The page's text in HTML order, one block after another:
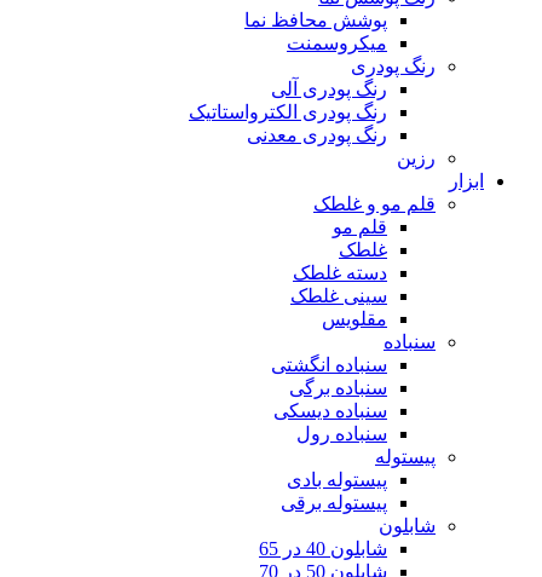
پوشش محافظ نما
میکروسمنت
رنگ پودری
رنگ پودری آلی
رنگ پودری الکترواستاتیک
رنگ پودری معدنی
رزین
ابزار
قلم مو و غلطک
قلم مو
غلطک
دسته غلطک
سینی غلطک
مقلویس
سنباده
سنباده انگشتی
سنباده برگی
سنباده دیسکی
سنباده رول
پیستوله
پیستوله بادی
پیستوله برقی
شابلون
شابلون 40 در 65
شابلون 50 در 70